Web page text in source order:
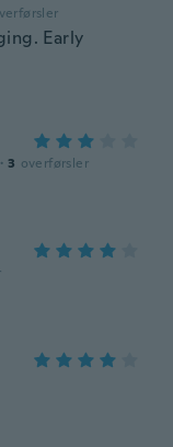
Early
· 3 overførsler